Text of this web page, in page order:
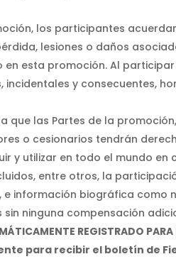
los participantes
lesiones o daños
esta promoción. Al
y consecuentes,
que las Partes de la
o cesionarios tendrán
y utilizar en todo el mundo
entre otros, la
e información biográfica
ninguna compensación
REGISTRADO
para recibir el boletín de